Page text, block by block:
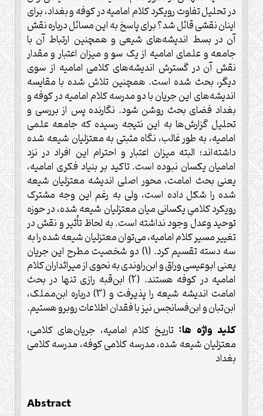
در تحلیل تفاوت رویکرد کلام امامیه در کوفه و بغداد، برای
اینان نقشی قائل شد؟ برای پاسخ به این مسائل درباره نقش
آن در بسط اندیشه‌های شیعی و همچنین ارتباط آن با
جامعه و علمای امامیه از یک سو و میزان اعتبار و مقدار
نقش آن در گسترش اندیشه‌های کلامی امامیه از سوی
دیگر، بحث شده است. همچنین تلاش شده با مقایسه
اندیشه‌های این جریان با دو مدرسه کلام امامیه در کوفه و
بغداد فضای بحث روشن شود. نگارنده پس از بررسی و
تحلیل گزارش‌ها به این نتیجه رسیده که جامعه علمی
امامیه، به طور غالب، نگاه مثبتی به معتزلیان شیعه شده
داشته‌اند؛ البته میزان اعتبار و احترام این افراد در نزد
امامیان یکسان نبوده است. تاکید بر بنیاد فکری امامیه،
یعنی بحث امامت، محور اصلی اندیشه معتزلیان شیعه
شده را شکل داده است، ولی به رغم این وجه مشترک
رویکرد کلامیِ یکسانی میان معتزلیان شیعه شده، در حوزه
توحید وعدل وجود نداشته است. به لحاظ تأثیر و نقش در
تغییر مسیر کلام امامیه، می‌توان معتزلیان شیعه شده را به
سه دسته تقسیم کرد. (1) دو شخصیت مطرح این جریان
یعنی ابوعیسی وراق و ابن‌راوندی به نحوی از میراثداران کلام
امامیه در کوفه هستند. (2) ابن‌قبه رازی تنها در بحث
امامت اندیشه شیعه را پذیرفت و (3) درباره ابن‌مملک،
ابن‌تبان و ابن‌فسانجس نیز با فقدان اطلاعات روبرو هستیم.
کلید واژه ها: تاریخ کلام امامیه، جریان‌های کلامی،
معتزلیان شیعه شده، مدرسه کلامی کوفه، مدرسه کلامی
بغداد
Abstract